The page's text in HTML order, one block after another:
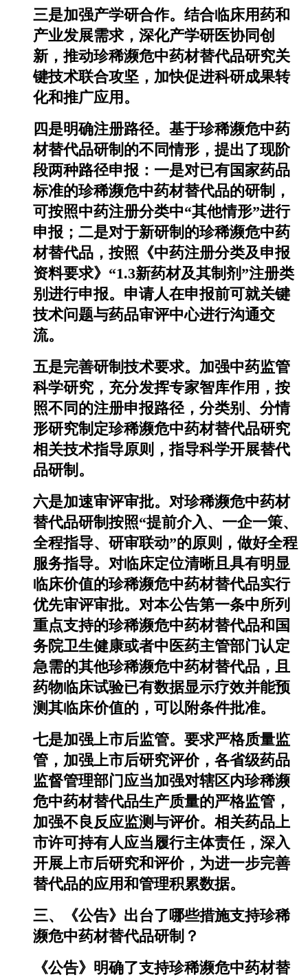
三是加强产学研合作。结合临床用药和
产业发展需求，深化产学研医协同创
新，推动珍稀濒危中药材替代品研究关
键技术联合攻坚，加快促进科研成果转
化和推广应用。
四是明确注册路径。基于珍稀濒危中药
材替代品研制的不同情形，提出了现阶
段两种路径申报：一是对已有国家药品
标准的珍稀濒危中药材替代品的研制，
可按照中药注册分类中“其他情形”进行
申报；二是对于新研制的珍稀濒危中药
材替代品，按照《中药注册分类及申报
资料要求》“1.3新药材及其制剂”注册类
别进行申报。申请人在申报前可就关键
技术问题与药品审评中心进行沟通交
流。
五是完善研制技术要求。加强中药监管
科学研究，充分发挥专家智库作用，按
照不同的注册申报路径，分类别、分情
形研究制定珍稀濒危中药材替代品研究
相关技术指导原则，指导科学开展替代
品研制。
六是加速审评审批。对珍稀濒危中药材
替代品研制按照“提前介入、一企一策、
全程指导、研审联动”的原则，做好全程
服务指导。对临床定位清晰且具有明显
临床价值的珍稀濒危中药材替代品实行
优先审评审批。对本公告第一条中所列
重点支持的珍稀濒危中药材替代品和国
务院卫生健康或者中医药主管部门认定
急需的其他珍稀濒危中药材替代品，且
药物临床试验已有数据显示疗效并能预
测其临床价值的，可以附条件批准。
七是加强上市后监管。要求严格质量监
管，加强上市后研究评价，各省级药品
监督管理部门应当加强对辖区内珍稀濒
危中药材替代品生产质量的严格监管，
加强不良反应监测与评价。相关药品上
市许可持有人应当履行主体责任，深入
开展上市后研究和评价，为进一步完善
替代品的应用和管理积累数据。
三、《公告》出台了哪些措施支持珍稀
濒危中药材替代品研制？
《公告》明确了支持珍稀濒危中药材替